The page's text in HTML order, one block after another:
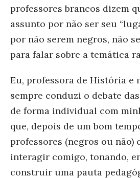
professores brancos dizem
assunto por não ser seu
por não serem negros, não
para falar sobre a temática
Eu, professora de História e
sempre conduzi o debate
de forma individual com
que, depois de um bom
professores (negros ou não)
interagir comigo, tonando,
construir uma pauta